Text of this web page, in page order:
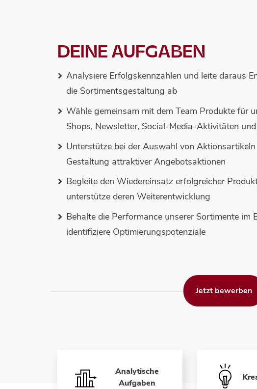
DEINE AUFGABEN
Analysiere Erfolgskennzahlen und leite daraus
die Sortimentsgestaltung ab
Wähle gemeinsam mit dem Team Produkte für
Shops, Newsletter, Social-Media-Aktivitäten
Unterstütze bei der Auswahl von
Gestaltung attraktiver Angebotsaktionen
Begleite den Wiedereinsatz erfolgreicher
unterstütze deren Weiterentwicklung
Behalte die Performance unserer Sortimente im
identifiziere Optimierungspotenziale
Jetzt bewerben
Analytische
Aufgaben